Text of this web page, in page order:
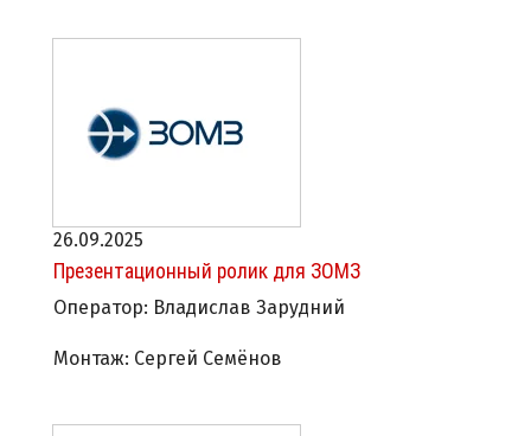
26.09.2025
Презентационный ролик для ЗОМЗ
Оператор: Владислав Зарудний
Монтаж: Сергей Семёнов